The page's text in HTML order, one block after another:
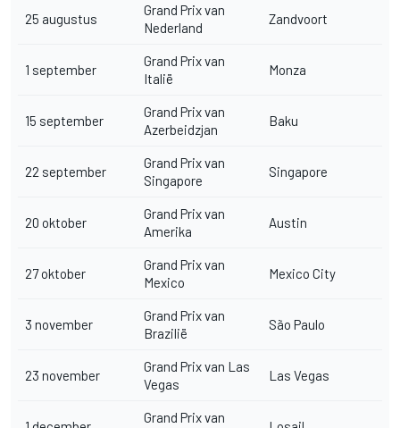
25 augustus
Grand Prix van
Nederland
Zandvoort
1 september
Grand Prix van
Italië
Monza
15 september
Grand Prix van
Azerbeidzjan
Baku
22 september
Grand Prix van
Singapore
Singapore
20 oktober
Grand Prix van
Amerika
Austin
27 oktober
Grand Prix van
Mexico
Mexico City
3 november
Grand Prix van
Brazilië
São Paulo
23 november
Grand Prix van Las
Vegas
Las Vegas
Grand Prix van